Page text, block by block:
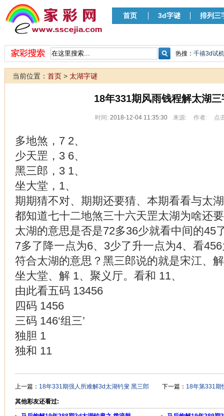
首页 3d字谜 排列三
热搜： 千禧3d试
当前位置： 首页 > 太湖字谜
18年331期风雨钱程解太湖三
时间: 2018-12-04 11:35:30 来源: 作者: 点
多地煞，7 2、
少天罡，3 6、
黑三郎，3 1、
坐大堂，1、
期期猜不对、期期还要猜、本期看看与太
都知道七十二地煞三十六天罡太湖为啥还
太湖的意思是否是72多36少就看中间的45
7多了降一点为6、3少了升一点为4、看
符合太湖的意思？黑三郎说的就是宋江、
坐大堂、解 1、聚义厅。看和 11、
由此看五码 13456
四码 1456
三码 146‘组三’
独胆 1
独和 11
上一篇： 18年331期强人所难解3d太湖钓叟 黑三郎 下一篇： 18年第331期
其他彩友还看过: